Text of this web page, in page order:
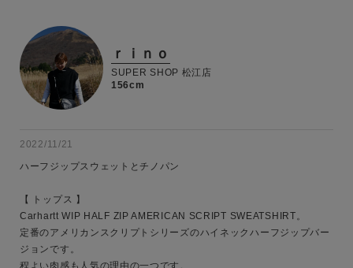
キーワード
ｒｉｎｏ
SUPER SHOP 松江店
156cm
2022/11/21
ハーフジップスウェットとチノパン
【 トップス 】
Carhartt WIP HALF ZIP AMERICAN SCRIPT SWEATSHIRT。
定番のアメリカンスクリプトシリーズのハイネックハーフジップバー
ジョンです。